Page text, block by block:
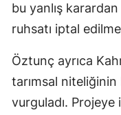
bu yanlış
ruhsatı iptal
Öztunç ayrıca
tarımsal
vurguladı. Projeye